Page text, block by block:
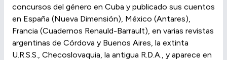
concursos del género en Cuba y publicado sus cuentos
en España (Nueva Dimensión), México (Antares),
Francia (Cuadernos Renauld-Barrault), en varias revistas
argentinas de Córdova y Buenos Aires, la extinta
U.R.S.S., Checoslovaquia, la antigua R.D.A., y aparece en